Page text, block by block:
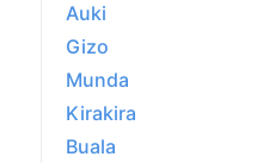
Auki
Gizo
Munda
Kirakira
Buala